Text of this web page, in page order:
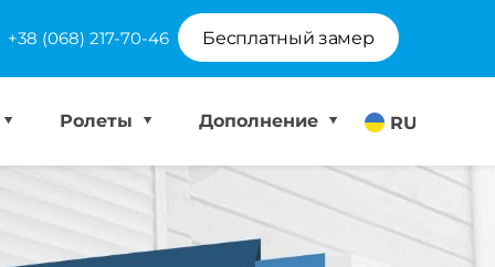
+38 (068) 217-70-46 Бесплатный замер
RU
Ролеты Дополнение